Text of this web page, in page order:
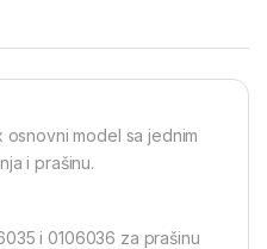
osnovni model sa jednim
i prašinu.
i 0106036 za prašinu